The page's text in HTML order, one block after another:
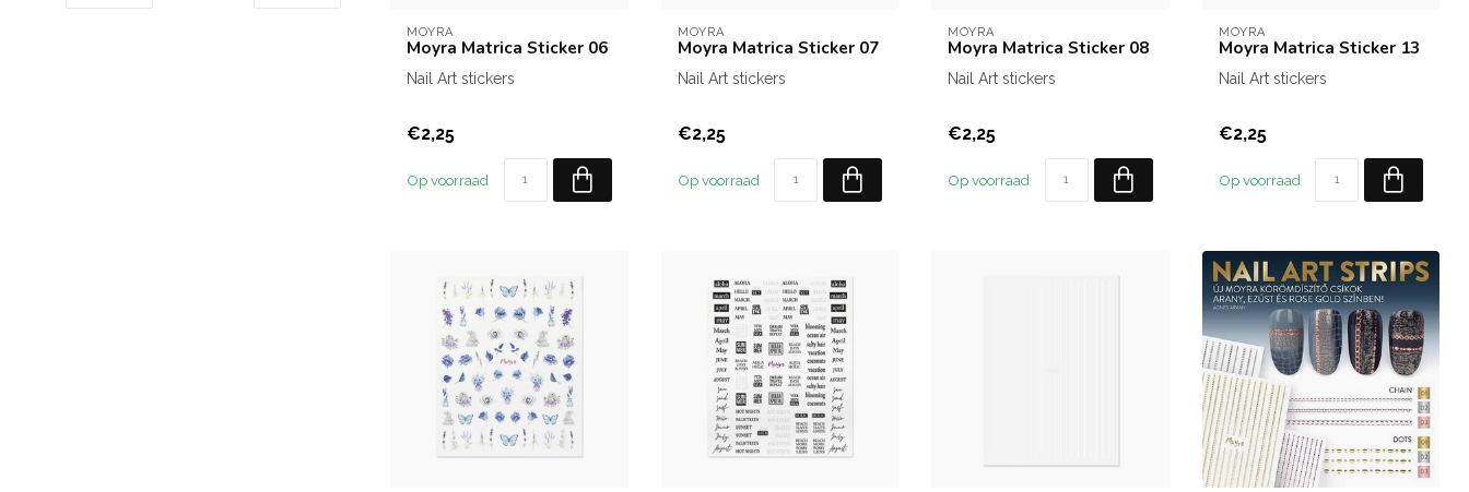
MOYRA
Moyra Matrica Sticker 06
Nail Art stickers
€2,25
Op voorraad
MOYRA
Moyra Matrica Sticker 07
Nail Art stickers
€2,25
Op voorraad
MOYRA
Moyra Matrica Sticker 08
Nail Art stickers
€2,25
Op voorraad
MOYRA
Moyra Matrica Sticker 13
Nail Art stickers
€2,25
Op voorraad